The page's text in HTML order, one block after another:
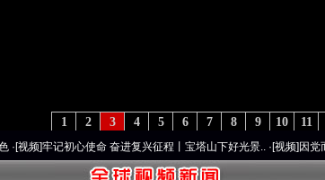
11
10
9
8
7
6
5
4
3
2
1
记初心使命 奋进复兴征程丨宝塔山下好光景..·[视频]因党而生 为